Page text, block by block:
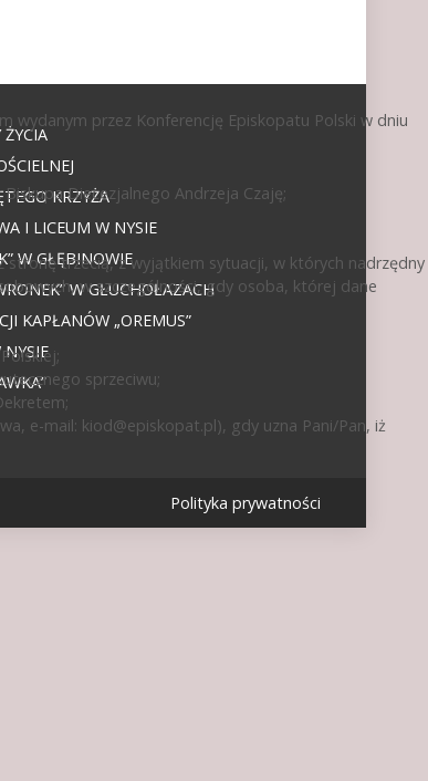
KRZYŻA
I LICEUM W NYSIE
W GŁĘBINOWIE
W GŁUCHOŁAZACH
KAPŁANÓW „OREMUS”
NYSIE
Polityka prywatności
wydanym przez Konferencję Episkopatu Polski w dniu
Diecezjalnego Andrzeja Czaję;
trzecią, z wyjątkiem sytuacji, w których nadrzędny
w szczególności, gdy osoba, której dane
sprzeciwu;
e-mail: kiod@episkopat.pl), gdy uzna Pani/Pan, iż